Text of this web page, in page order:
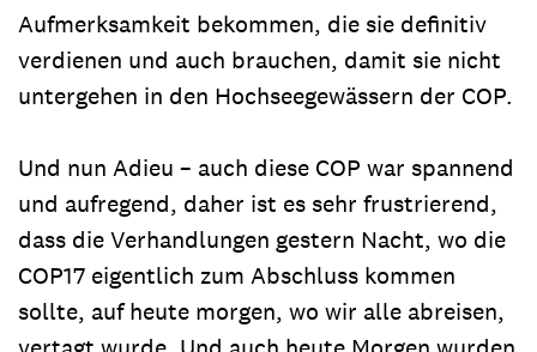
Aufmerksamkeit bekommen, die sie definitiv
verdienen und auch brauchen, damit sie nicht
untergehen in den Hochseegewässern der COP.
Und nun Adieu – auch diese COP war spannend
und aufregend, daher ist es sehr frustrierend,
dass die Verhandlungen gestern Nacht, wo die
COP17 eigentlich zum Abschluss kommen
sollte, auf heute morgen, wo wir alle abreisen,